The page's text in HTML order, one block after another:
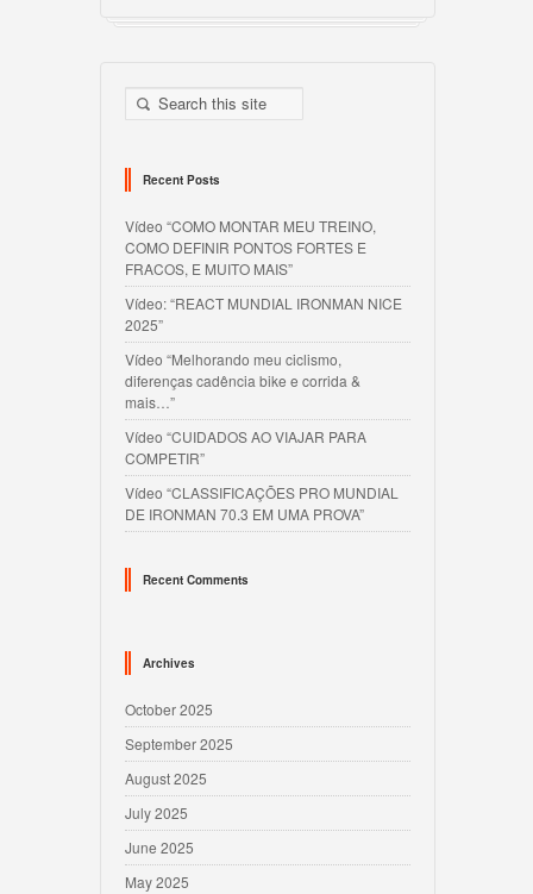
Recent Posts
Vídeo “COMO MONTAR MEU TREINO,
COMO DEFINIR PONTOS FORTES E
FRACOS, E MUITO MAIS”
Vídeo: “REACT MUNDIAL IRONMAN NICE
2025”
Vídeo “Melhorando meu ciclismo,
diferenças cadência bike e corrida &
mais…”
Vídeo “CUIDADOS AO VIAJAR PARA
COMPETIR”
Vídeo “CLASSIFICAÇÕES PRO MUNDIAL
DE IRONMAN 70.3 EM UMA PROVA”
Recent Comments
Archives
October 2025
September 2025
August 2025
July 2025
June 2025
May 2025